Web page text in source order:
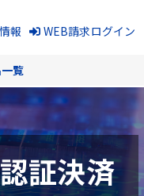
覧
報 WEB請求ログイン
証決済